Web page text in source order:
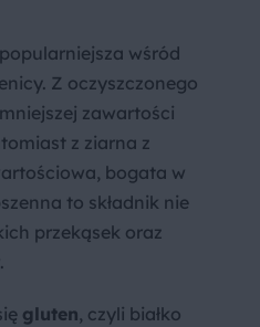
wśród
Z oczyszczonego
zawartości
z ziarna z
bogata w
to składnik nie
przekąsek oraz
gluten, czyli białko